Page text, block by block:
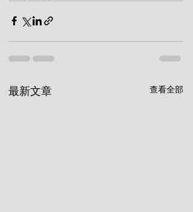
最新文章 查看全部